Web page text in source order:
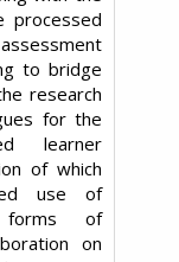
processed
to bridge
research
for the
learner
of which
use of
forms of
on